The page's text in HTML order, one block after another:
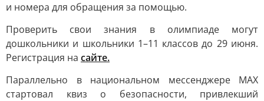
и номера для обращения за помощью.
Проверить свои знания в олимпиаде могут
дошкольники и школьники 1–11 классов до 29 июня.
Регистрация на сайте.
Параллельно в национальном мессенджере MAX
стартовал квиз о безопасности, привлекший